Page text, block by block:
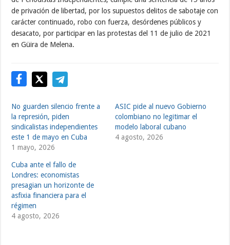
de privación de libertad, por los supuestos delitos de sabotaje con
carácter continuado, robo con fuerza, desórdenes públicos y
desacato, por participar en las protestas del 11 de julio de 2021
en Güira de Melena.
No guarden silencio frente a
la represión, piden
sindicalistas independientes
este 1 de mayo en Cuba
1 mayo, 2026
ASIC pide al nuevo Gobierno
colombiano no legitimar el
modelo laboral cubano
4 agosto, 2026
Cuba ante el fallo de
Londres: economistas
presagian un horizonte de
asfixia financiera para el
régimen
4 agosto, 2026